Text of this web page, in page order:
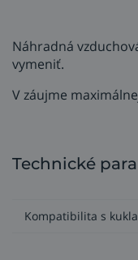
Náhradná
vymeniť.
V záujme
Technické
Kompatibilita s